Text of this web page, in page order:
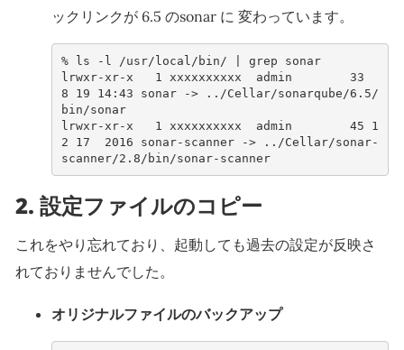
ックリンクが 6.5 のsonar に 変わっています。
% ls -l /usr/local/bin/ grep
sonar
lrwxr-xr-x   1 xxxxxxxxxx  admin        33
8 19 14:43 sonar -> ../Cellar/sonarqube/6.5/
bin/sonar
lrwxr-xr-x   1 xxxxxxxxxx  admin        45 1
2 17  2016 sonar-scanner -> ../Cellar/sonar-
scanner/2.8/bin/sonar-scanner
2. 設定ファイルのコピー
これをやり忘れており、起動しても過去の設定が反映さ
れておりませんでした。
オリジナルファイルのバックアップ